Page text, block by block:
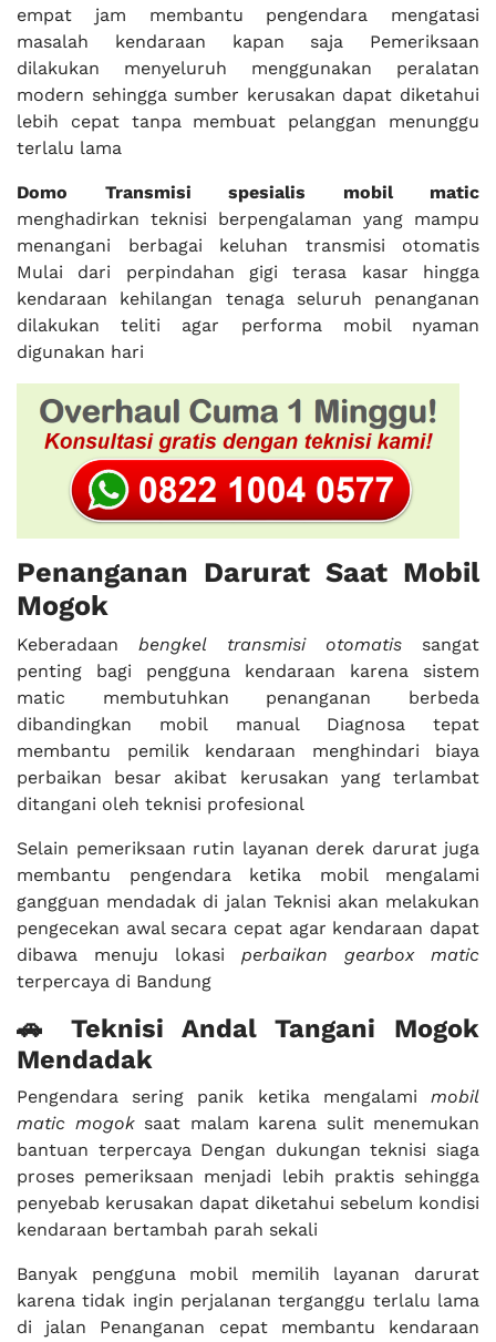
empat jam membantu pengendara mengatasi
masalah kendaraan kapan saja Pemeriksaan
dilakukan menyeluruh menggunakan peralatan
modern sehingga sumber kerusakan dapat diketahui
lebih cepat tanpa membuat pelanggan menunggu
terlalu lama
Domo Transmisi
spesialis mobil matic
menghadirkan teknisi berpengalaman yang mampu
menangani berbagai keluhan transmisi otomatis
Mulai dari perpindahan gigi terasa kasar hingga
kendaraan kehilangan tenaga seluruh penanganan
dilakukan teliti agar performa mobil nyaman
digunakan hari
Penanganan Darurat Saat Mobil
Mogok
Keberadaanbengkel transmisi otomatissangat
penting bagi pengguna kendaraan karena sistem
matic membutuhkan penanganan berbeda
dibandingkan mobil manual Diagnosa tepat
membantu pemilik kendaraan menghindari biaya
perbaikan besar akibat kerusakan yang terlambat
ditangani oleh teknisi profesional
Selain pemeriksaan rutin layanan derek darurat juga
membantu pengendara ketika mobil mengalami
gangguan mendadak di jalan Teknisi akan melakukan
pengecekan awal secara cepat agar kendaraan dapat
dibawa menuju lokasi perbaikan gearbox matic
terpercaya di Bandung
🚗 Teknisi Andal Tangani Mogok
Mendadak
Pengendara sering panik ketika mengalami mobil
matic mogoksaat malam karena sulit menemukan
bantuan terpercaya Dengan dukungan teknisi siaga
proses pemeriksaan menjadi lebih praktis sehingga
penyebab kerusakan dapat diketahui sebelum kondisi
kendaraan bertambah parah sekali
Banyak pengguna mobil memilih layanan darurat
karena tidak ingin perjalanan terganggu terlalu lama
di jalan Penanganan cepat membantu kendaraan